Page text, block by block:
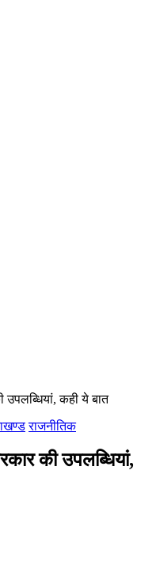
उपलब्धियां, कही ये बात
राजनीतिक
की उपलब्धियां,